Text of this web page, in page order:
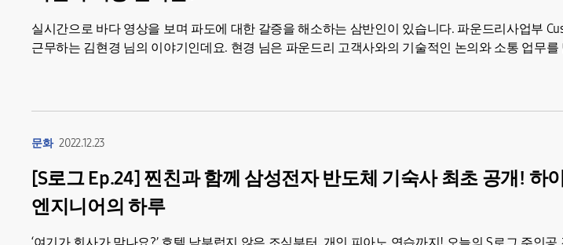
실시간으로 바다 영상을 보며 파도에 대한 갈증을 해소하는 삼반인이 있습니다. 파운드리사업부
근무하는 김현경 님의 이야기인데요. 현경 님은 파운드리 고객사와의 기술적인 논의와 소통 업무를
문화 2022.12.23
[S로그 Ep.24] 찐친과 함께 삼성전자 반도체 기숙사 최초 공개! 하
엔지니어의 하루